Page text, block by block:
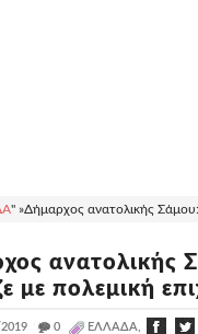
" »Δήμαρχος ανατολικής Σάμου:
ανατολικής
με πολεμική
_ 0 ΕΛΛΑΔΑ,